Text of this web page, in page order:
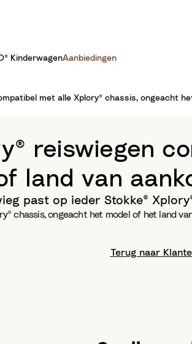
KinderwagenAanbiedingen
met alle Xplory® chassis, ongeacht
reiswiegen
land van
past op ieder Stokke®
chassis, ongeacht het model of het land
Terug naar